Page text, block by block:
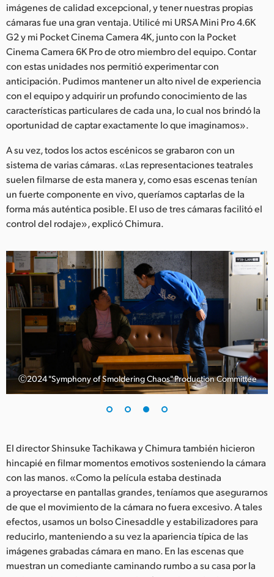
imágenes de calidad excepcional, y tener nuestras propias
cámaras fue una gran ventaja. Utilicé mi URSA Mini Pro 4.6K
G2 y mi Pocket Cinema Camera 4K, junto con la Pocket
Cinema Camera 6K Pro de otro miembro del equipo. Contar
con estas unidades nos permitió experimentar con
anticipación. Pudimos mantener un alto nivel de experiencia
con el equipo y adquirir un profundo conocimiento de las
características particulares de cada una, lo cual nos brindó la
oportunidad de captar exactamente lo que imaginamos».
A su vez, todos los actos escénicos se grabaron con un
sistema de varias cámaras. «Las representaciones teatrales
suelen filmarse de esta manera y, como esas escenas tenían
un fuerte componente en vivo, queríamos captarlas de la
forma más auténtica posible. El uso de tres cámaras facilitó el
control del rodaje», explicó Chimura.
Ⓒ2024 "Symphony of Smoldering Chaos" Production Committee
El director Shinsuke Tachikawa y Chimura también hicieron
hincapié en filmar momentos emotivos sosteniendo la cámara
con las manos. «Como la película estaba destinada
a proyectarse en pantallas grandes, teníamos que asegurarnos
de que el movimiento de la cámara no fuera excesivo. A tales
efectos, usamos un bolso Cinesaddle y estabilizadores para
reducirlo, manteniendo a su vez la apariencia típica de las
imágenes grabadas cámara en mano. En las escenas que
muestran un comediante caminando rumbo a su casa por la